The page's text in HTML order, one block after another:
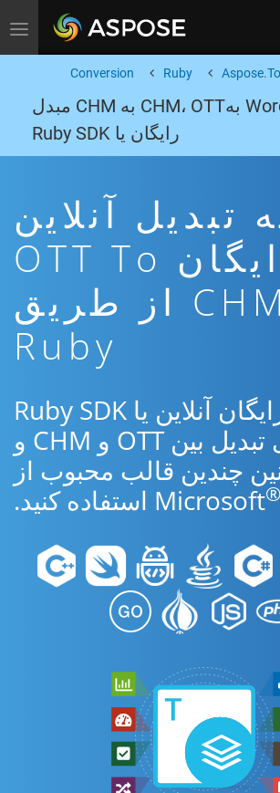
Toggle navigation
Ruby
Conversion
تبدیل Word بهCHM، OTT به CHM مبدل
رایگان یا Ruby SDK
تبدیل آنلاین
رایگان OTT To
CHM از طریق
Ruby
از برنامه رایگان آنلاین یا Ruby SDK
برای تبدیل بین OTT و CHM و
چندین قالب محبوب از
Microsoft®